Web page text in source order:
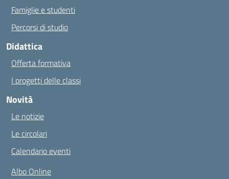
Famiglie e studenti
Percorsi di studio
Didattica
Offerta formativa
I progetti delle classi
Novità
Le notizie
Le circolari
Calendario eventi
Albo Online